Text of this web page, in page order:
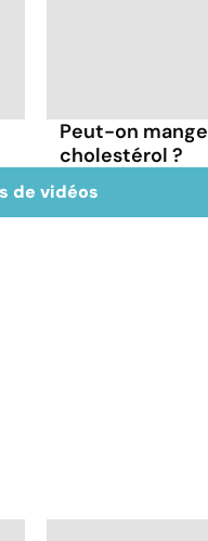
Peut-on
cholestérol ?
de vidéos